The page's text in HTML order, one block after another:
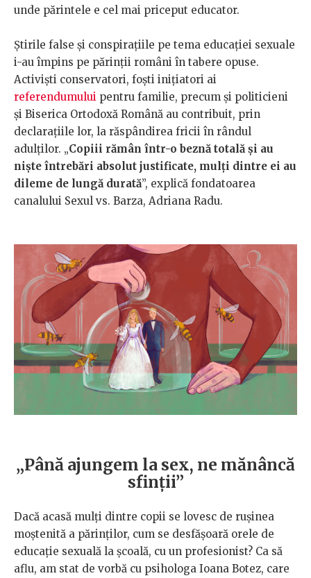
unde părintele e cel mai priceput educator.
Știrile false și conspirațiile pe tema educației sexuale
i-au împins pe părinții români în tabere opuse.
Activiști conservatori, foști inițiatori ai
referendumului pentru familie, precum și politicieni
și Biserica Ortodoxă Română au contribuit, prin
declarațiile lor, la răspândirea fricii în rândul
adulților. „Copiii rămân într-o beznă totală și au
niște întrebări absolut justificate, mulți dintre ei au
dileme de lungă durată”, explică fondatoarea
canalului Sexul vs. Barza, Adriana Radu.
„Până ajungem la sex, ne mănâncă
sfinții”
Dacă acasă mulți dintre copii se lovesc de rușinea
moștenită a părinților, cum se desfășoară orele de
educație sexuală la școală, cu un profesionist? Ca să
aflu, am stat de vorbă cu psihologa Ioana Botez, care